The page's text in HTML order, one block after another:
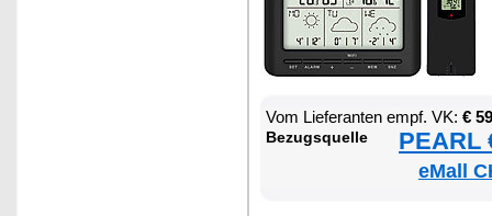
Vom Lie­fe­ran­ten empf. VK: €
Be­zugs­quel­le PEARL
eMall